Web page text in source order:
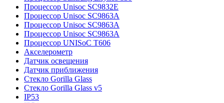
Процессор Unisoc SC9832E
Процессор Unisoc SC9863A
Процессор Unisoc SC9863A
Процессор Unisoc SC9863A
Процессор UNISoC T606
Акселерометр
Датчик освещения
Датчик приближения
Стекло Gorilla Glass
Стекло Gorilla Glass v5
IP53